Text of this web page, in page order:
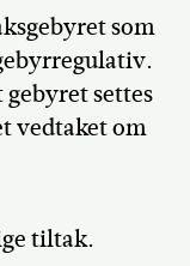
som
settes
vedtaket om
tiltak.